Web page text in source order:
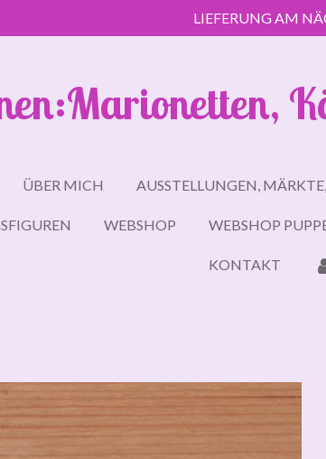
LIEFERUNG AM
ÜBER MICH AUSSTELLUNGEN,
WEBSHOP WEBSHOP
KONTAKT